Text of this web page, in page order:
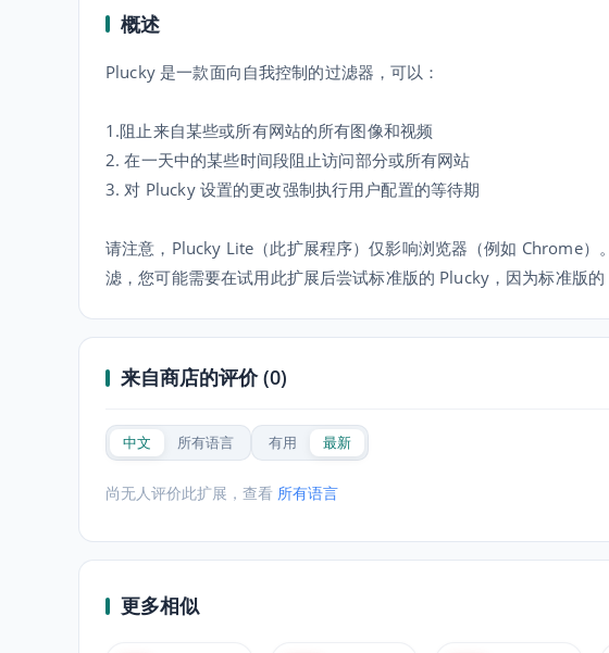
概述
Plucky 是一款面向自我控制的过滤器，可以：
1.阻止来自某些或所有网站的所有图像和视频
2. 在一天中的某些时间段阻止访问部分或所有网站
3. 对 Plucky 设置的更改强制执行用户配置的等待期
请注意，Plucky Lite（此扩展程序）仅影响浏览器（例如 Chrome
滤，您可能需要在试用此扩展后尝试标准版的 Plucky，因为标准版
来自商店的评价 (0)
中文 所有语言 有用 最新
尚无人评价此扩展，查看 所有语言
更多相似